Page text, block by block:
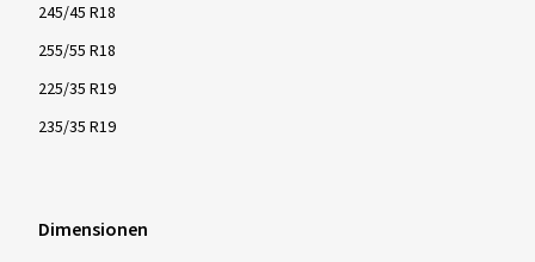
245/45 R18
255/55 R18
225/35 R19
235/35 R19
Dimensionen